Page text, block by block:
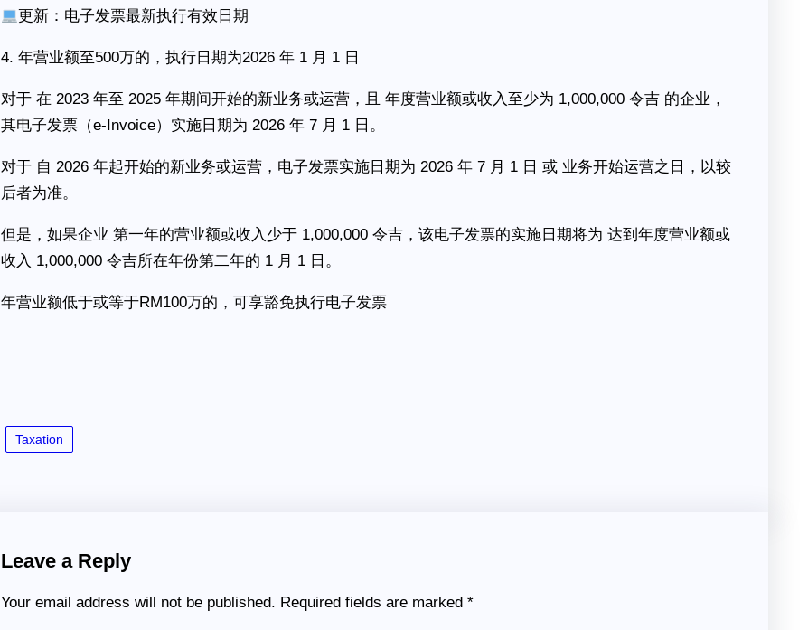
更新：电子发票最新执行有效日期
4. 年营业额至500万的，执行日期为2026 年 1 月 1 日
对于 在 2023 年至 2025 年期间开始的新业务或运营，且 年度营业额或收入至少为 1,000,000 令吉 的企业，
其电子发票（e-Invoice）实施日期为 2026 年 7 月 1 日。
对于 自 2026 年起开始的新业务或运营，电子发票实施日期为 2026 年 7 月 1 日 或 业务开始运营之日，以较
后者为准。
但是，如果企业 第一年的营业额或收入少于 1,000,000 令吉，该电子发票的实施日期将为 达到年度营业额或
收入 1,000,000 令吉所在年份第二年的 1 月 1 日。
年营业额低于或等于RM100万的，可享豁免执行电子发票
Taxation
Leave a Reply
Your email address will not be published. Required fields are marked *